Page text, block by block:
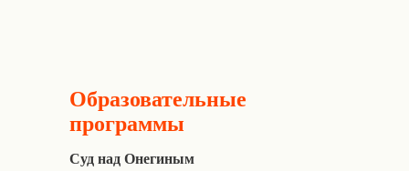
Образовательные
программы
Суд над Онегиным